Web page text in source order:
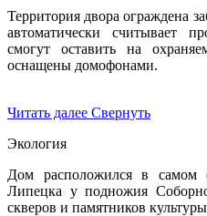
Территория двора ограждена
автоматически считывает
смогут оставить на
оснащены домофонами.
Читать далее Свернуть
Экология
Дом расположился в самом
Липецка у подножия
скверов и памятников